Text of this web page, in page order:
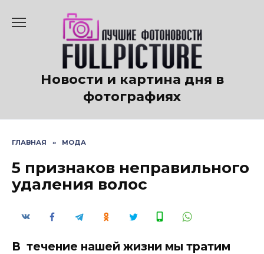
содержанию
Новости и картина дня в
фотографиях
ГЛАВНАЯ » МОДА
5 признаков неправильного
удаления волос
В течение нашей жизни мы тратим